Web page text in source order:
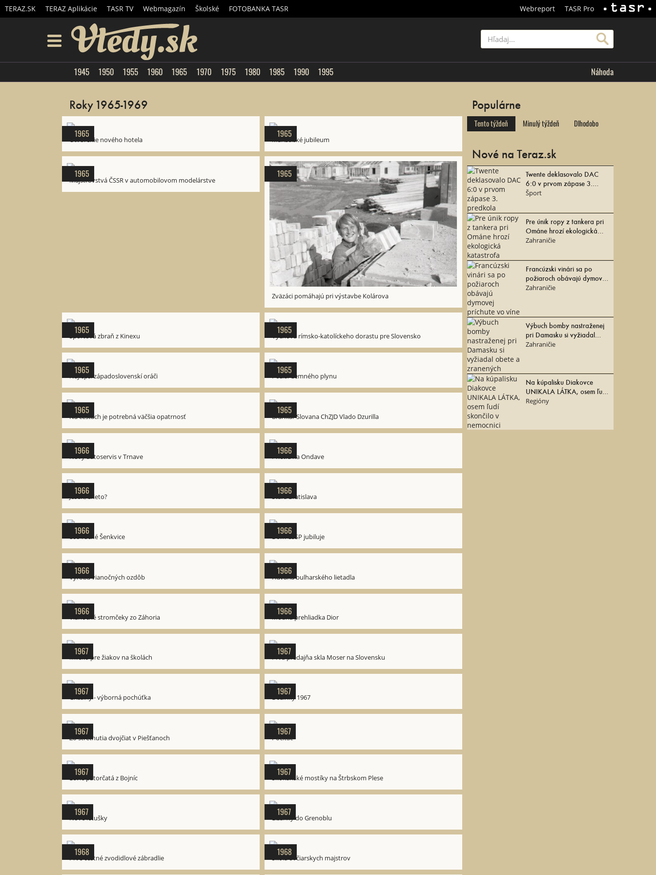
TERAZ.SK TERAZ Aplikácie TASR TV Webmagazín Školské FOTOBANKA TASR Webreport
TASR Pro
1945 1950 1955 1960 1965 1970 1975 1980 1985 1990 1995 Náhoda
Roky 1965-1969
1965
Otvorenie nového hotela
1965
Manželské jubileum
1965
Majstrovstvá ČSSR v automobilovom modelárstve
1965
Zväzáci pomáhajú pri výstavbe Kolárova
1965
Športová zbraň z Kinexu
1965
Výchova rímsko-katolíckeho dorastu pre Slovensko
1965
Najlepší západoslovenskí oráči
1965
Požiar zemného plynu
1965
Na cestách je potrebná väčšia opatrnosť
1965
Brankár Slovana ChZJD Vlado Dzurilla
1966
Nový autoservis v Trnave
1966
Prietrž na Ondave
1966
Jeseň, či leto?
1966
Stará Bratislava
1966
800-ročné Šenkvice
1966
Dom ČSSP jubiluje
1966
Výroba vianočných ozdôb
1966
Havária bulharského lietadla
1966
Vianočné stromčeky zo Záhoria
1966
Módna prehliadka Dior
1967
Mlieko pre žiakov na školách
1967
Prvá predajňa skla Moser na Slovensku
1967
Grissiny - výborná pochúťka
1967
Dožinky 1967
1967
Zo stretnutia dvojčiat v Piešťanoch
1967
Počítač
1967
Levie pätorčatá z Bojníc
1967
Skokanské mostíky na Štrbskom Plese
1967
Nové letušky
1967
Lízanky do Grenoblu
1968
Prvé cestné zvodidlové zábradlie
1968
Škola ovčiarskych majstrov
Populárne
Tento týždeň Minulý týždeň Dlhodobo
Nové na Teraz.sk
Twente deklasovalo DAC
6:0 v prvom zápase 3.
predkola
Šport
Pre únik ropy z tankera pri
Ománe hrozí ekologická
katastrofa
Zahraničie
Francúzski vinári sa po
požiaroch obávajú dymovej
príchute vo víne
Zahraničie
Výbuch bomby nastraženej
pri Damasku si vyžiadal
obete a zranených
Zahraničie
Na kúpalisku Diakovce
UNIKALA LÁTKA, osem ľudí
skončilo v nemocnici
Regióny